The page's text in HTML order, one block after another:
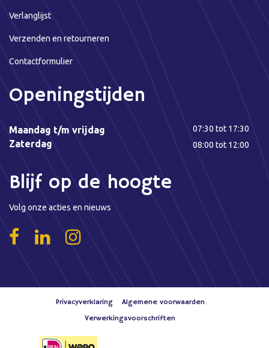
Verlanglijst
Verzenden en retourneren
Contactformulier
Openingstijden
Maandag t/m vrijdag
Zaterdag
07:30 tot 17:30
08:00 tot 12:00
Blijf op de hoogte
Volg onze acties en nieuws
Privacyverklaring
Algemene voorwaarden
Verwerkingsvoorschriften